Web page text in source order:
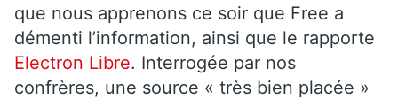
que nous apprenons ce soir que Free a
démenti l’information, ainsi que le rapporte
Electron Libre. Interrogée par nos
confrères, une source « très bien placée »